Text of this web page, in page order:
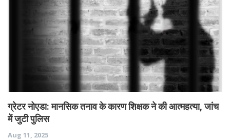
ग्रेटर नोएडा: मानसिक तनाव के कारण शिक्षक ने की आत्महत्या, जांच
में जुटी पुलिस
Aug 11, 2025